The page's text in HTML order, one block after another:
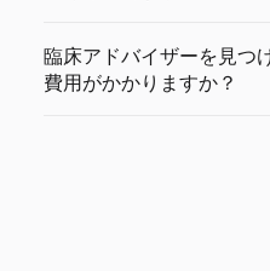
臨床アドバイザーを見つ
費用がかかりますか？